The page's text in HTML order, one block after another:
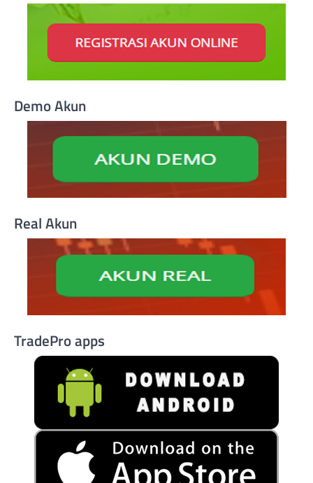
Demo Akun
Real Akun
TradePro apps